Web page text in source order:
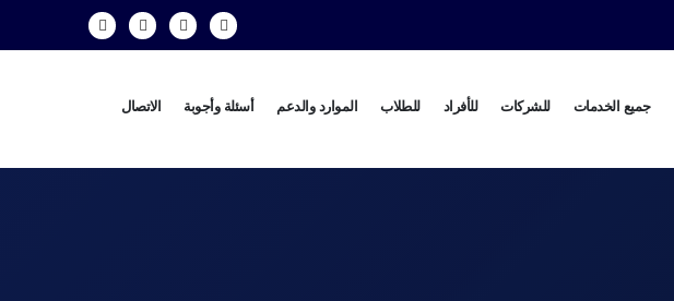
جميع الخدمات للشركات للأفراد للطلاب الموارد والدعم أسئلة وأجوبة الاتصال